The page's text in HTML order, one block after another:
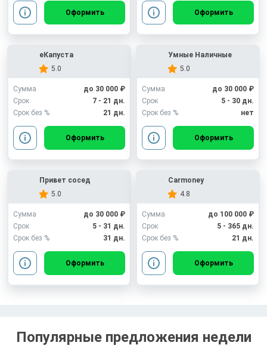
Оформить Оформить
еКапуста
5.0
Сумма
до 30 000 ₽
Срок
7 - 21 дн.
Срок без %
21 дн.
Оформить
Умные Наличные
5.0
Сумма
до 30 000 ₽
Срок
5 - 30 дн.
Срок без %
нет
Оформить
Привет сосед
5.0
Сумма
до 30 000 ₽
Срок
5 - 31 дн.
Срок без %
31 дн.
Оформить
Carmoney
4.8
Сумма
до 100 000 ₽
Срок
5 - 365 дн.
Срок без %
21 дн.
Оформить
Популярные предложения недели